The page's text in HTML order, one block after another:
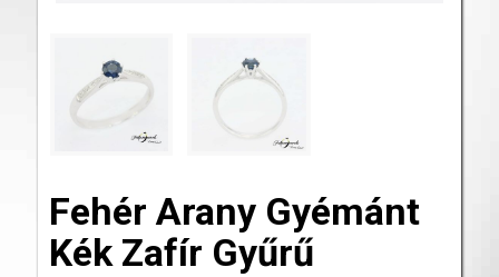
Fehér Arany Gyémánt
Kék Zafír Gyűrű